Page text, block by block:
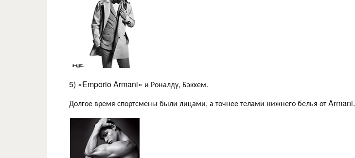
5) «Emporio Armani» и Роналду, Бэкхем.
Долгое время спортсмены были лицами, а точнее телами нижнего белья от Armani.